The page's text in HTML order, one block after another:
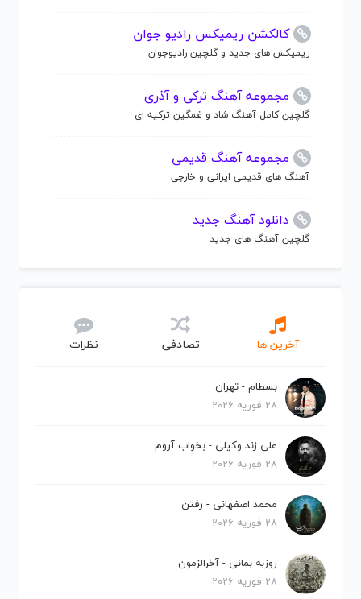
کالکشن ریمیکس رادیو جوان
ریمیکس های جدید و گلچین رادیوجوان
مجموعه آهنگ ترکی و آذری
گلچین کامل آهنگ شاد و غمگین ترکیه ای
مجموعه آهنگ قدیمی
آهنگ های قدیمی ایرانی و خارجی
دانلود آهنگ جدید
گلچین آهنگ های جدید
آخرین ها تصادفی نظرات
بسطام - تهران
28 فوریه 2026
علی زند وکیلی - بخواب آروم
28 فوریه 2026
محمد اصفهانی - رفتن
28 فوریه 2026
روزبه بمانی - آخرالزمون
28 فوریه 2026